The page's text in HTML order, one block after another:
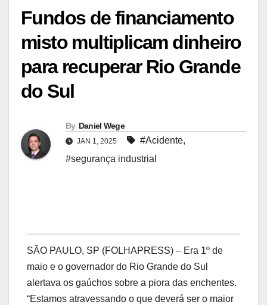
Fundos de financiamento
misto multiplicam dinheiro
para recuperar Rio Grande
do Sul
By Daniel Wege
JAN 1, 2025 #Acidente,
#segurança industrial
SÃO PAULO, SP (FOLHAPRESS) – Era 1º de
maio e o governador do Rio Grande do Sul
alertava os gaúchos sobre a piora das enchentes.
“Estamos atravessando o que deverá ser o maior